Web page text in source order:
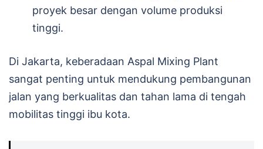
proyek besar dengan volume produksi
tinggi.
Di Jakarta, keberadaan Aspal Mixing Plant
sangat penting untuk mendukung pembangunan
jalan yang berkualitas dan tahan lama di tengah
mobilitas tinggi ibu kota.